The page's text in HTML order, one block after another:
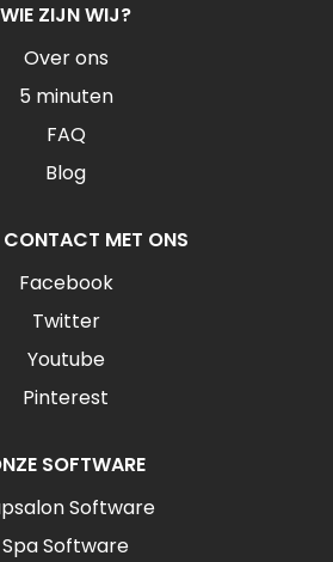
WIE ZIJN WIJ?
Over ons
5 minuten
FAQ
Blog
MET ONS
Facebook
Twitter
Youtube
Pinterest
SOFTWARE
Software
Spa Software